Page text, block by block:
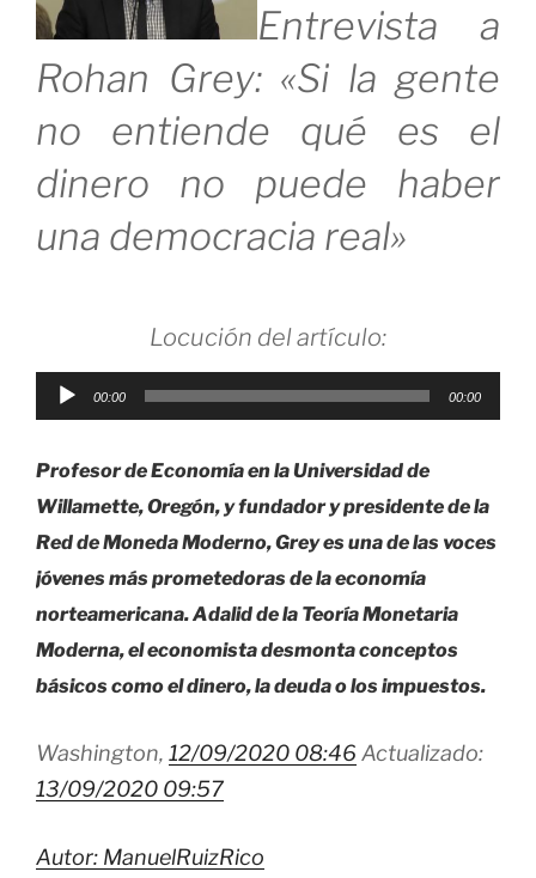
Entrevista a
Rohan Grey: «Si la gente
no entiende qué es el
dinero no puede haber
una democracia real»
Locución del artículo:
Reproductor
de
audio
00:00 00:00
Profesor de Economía en la Universidad de
Willamette, Oregón, y fundador y presidente de la
Red de Moneda Moderno, Grey es una de las voces
jóvenes más prometedoras de la economía
norteamericana. Adalid de la Teoría Monetaria
Moderna, el economista desmonta conceptos
básicos como el dinero, la deuda o los impuestos.
Washington, 12/09/2020 08:46 Actualizado:
13/09/2020 09:57
Autor: ManuelRuizRico